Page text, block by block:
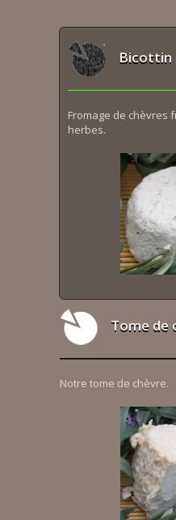
Bicottin
Fromage de chèvres
herbes.
Tome de
Notre tome de chèvre.